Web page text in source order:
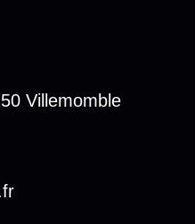
Villemomble